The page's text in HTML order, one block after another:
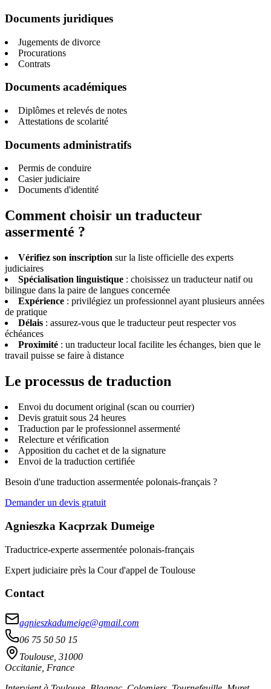
Documents juridiques
Jugements de divorce
Procurations
Contrats
Documents académiques
Diplômes et relevés de notes
Attestations de scolarité
Documents administratifs
Permis de conduire
Casier judiciaire
Documents d'identité
Comment choisir un traducteur
assermenté ?
Vérifiez son inscription sur la liste officielle des experts
judiciaires
Spécialisation linguistique : choisissez un traducteur natif ou
bilingue dans la paire de langues concernée
Expérience : privilégiez un professionnel ayant plusieurs années
de pratique
Délais : assurez-vous que le traducteur peut respecter vos
échéances
Proximité : un traducteur local facilite les échanges, bien que le
travail puisse se faire à distance
Le processus de traduction
Envoi du document original (scan ou courrier)
Devis gratuit sous 24 heures
Traduction par le professionnel assermenté
Relecture et vérification
Apposition du cachet et de la signature
Envoi de la traduction certifiée
Besoin d'une traduction assermentée polonais-français ?
Demander un devis gratuit
Agnieszka Kacprzak Dumeige
Traductrice-experte assermentée polonais-français
Expert judiciaire près la Cour d'appel de Toulouse
Contact
agnieszkadumeige@gmail.com
06 75 50 50 15
Toulouse, 31000
Occitanie, France